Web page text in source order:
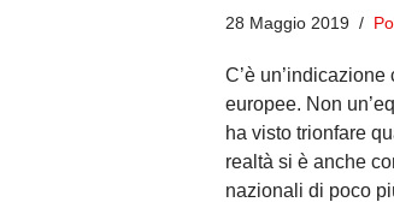
28 Maggio 2019
C’è
europee. Non
ha visto trionfare
realtà si è anche
nazionali di poco